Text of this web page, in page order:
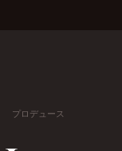
プロデュース